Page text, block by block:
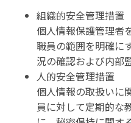
組織的安全管理措置
個人情報保護管理者
職員の範囲を明確に
況の確認および内部
人的安全管理措置
個人情報の取扱いに
員に対して定期的な